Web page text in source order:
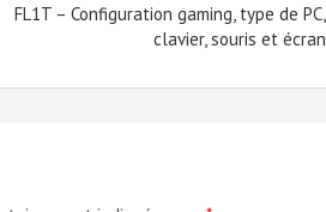
FL1T – Configuration gaming, type de PC,
clavier, souris et écran